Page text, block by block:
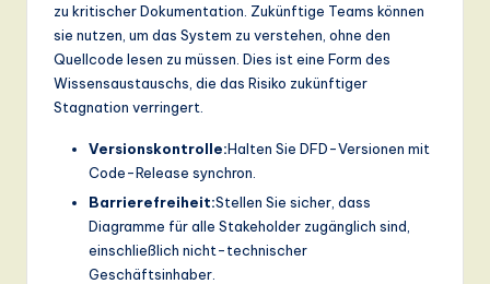
zu kritischer Dokumentation. Zukünftige Teams können
sie nutzen, um das System zu verstehen, ohne den
Quellcode lesen zu müssen. Dies ist eine Form des
Wissensaustauschs, die das Risiko zukünftiger
Stagnation verringert.
Versionskontrolle:Halten Sie DFD-Versionen mit
Code-Release synchron.
Barrierefreiheit:Stellen Sie sicher, dass
Diagramme für alle Stakeholder zugänglich sind,
einschließlich nicht-technischer
Geschäftsinhaber.